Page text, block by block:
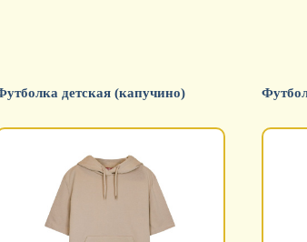
детская (капучино)